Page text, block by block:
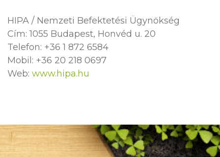
HIPA / Nemzeti Befektetési Ügynökség
Cím: 1055 Budapest, Honvéd u. 20
Telefon: +36 1 872 6584
Mobil: +36 20 218 0697
Web: www.hipa.hu